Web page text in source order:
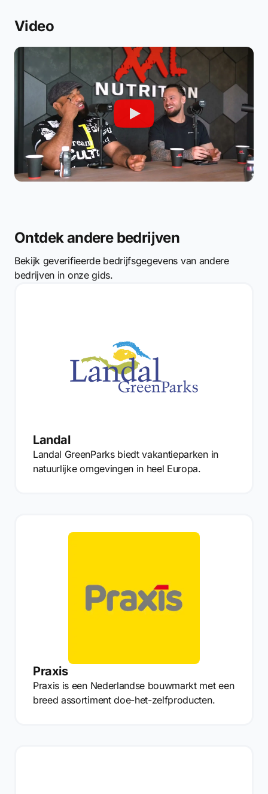
Video
Ontdek andere bedrijven
Bekijk geverifieerde bedrijfsgegevens van andere
bedrijven in onze gids.
Landal
Landal GreenParks biedt vakantieparken in
natuurlijke omgevingen in heel Europa.
Praxis
Praxis is een Nederlandse bouwmarkt met een
breed assortiment doe-het-zelfproducten.